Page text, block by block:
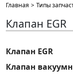
Главная > Типы
Клапан EGR
Клапан EGR
Клапан